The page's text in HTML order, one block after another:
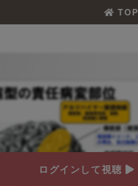
TOP
ログインして視聴